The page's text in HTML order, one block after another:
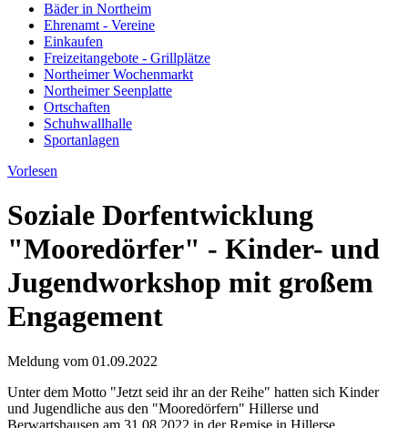
Bäder in Northeim
Ehrenamt - Vereine
Einkaufen
Freizeitangebote - Grillplätze
Northeimer Wochenmarkt
Northeimer Seenplatte
Ortschaften
Schuhwallhalle
Sportanlagen
Vorlesen
Soziale Dorfentwicklung
"Mooredörfer" - Kinder- und
Jugendworkshop mit großem
Engagement
Meldung vom 01.09.2022
Unter dem Motto "Jetzt seid ihr an der Reihe" hatten sich Kinder
und Jugendliche aus den "Mooredörfern" Hillerse und
Berwartshausen am 31.08.2022 in der Remise in Hillerse